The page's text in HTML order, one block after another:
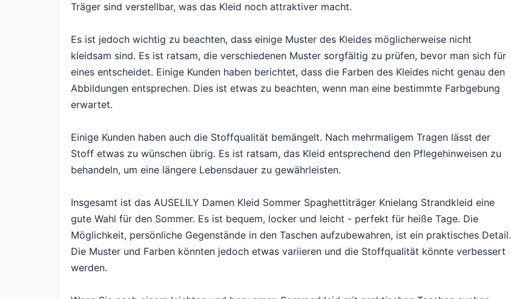
Träger sind verstellbar, was das Kleid noch attraktiver macht.
Es ist jedoch wichtig zu beachten, dass einige Muster des Kleides möglicherweise nicht
kleidsam sind. Es ist ratsam, die verschiedenen Muster sorgfältig zu prüfen, bevor man sich für
eines entscheidet. Einige Kunden haben berichtet, dass die Farben des Kleides nicht genau den
Abbildungen entsprechen. Dies ist etwas zu beachten, wenn man eine bestimmte Farbgebung
erwartet.
Einige Kunden haben auch die Stoffqualität bemängelt. Nach mehrmaligem Tragen lässt der
Stoff etwas zu wünschen übrig. Es ist ratsam, das Kleid entsprechend den Pflegehinweisen zu
behandeln, um eine längere Lebensdauer zu gewährleisten.
Insgesamt ist das AUSELILY Damen Kleid Sommer Spaghettiträger Knielang Strandkleid eine
gute Wahl für den Sommer. Es ist bequem, locker und leicht - perfekt für heiße Tage. Die
Möglichkeit, persönliche Gegenstände in den Taschen aufzubewahren, ist ein praktisches Detail.
Die Muster und Farben könnten jedoch etwas variieren und die Stoffqualität könnte verbessert
werden.